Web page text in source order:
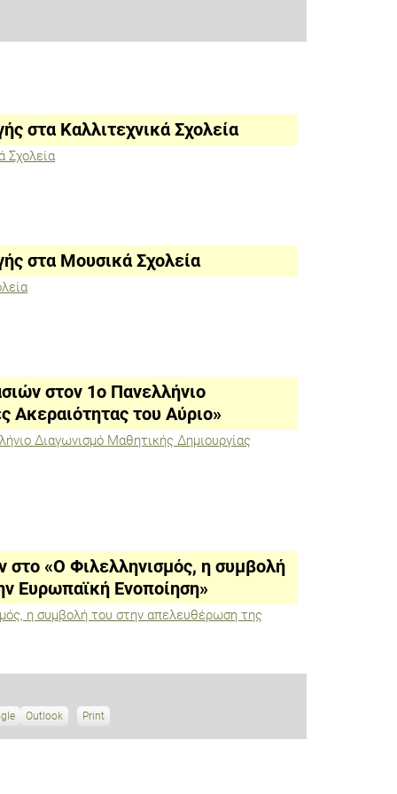
στα Καλλιτεχνικά Σχολεία
Σχολεία
στα Μουσικά Σχολεία
στον 1ο Πανελλήνιο
Ακεραιότητας του Αύριο»
Διαγωνισμό Μαθητικής Δημιουργίας
στο «Ο Φιλελληνισμός, η συμβολή
Ευρωπαϊκή Ενοποίηση»
η συμβολή του στην απελευθέρωση της
S
Outlook Print